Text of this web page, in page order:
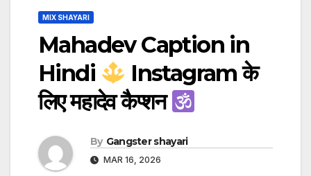
MIX SHAYARI
Mahadev Caption in
Hindi
Instagram के
लिए महादेव कैप्शन
By Gangster shayari
MAR 16, 2026